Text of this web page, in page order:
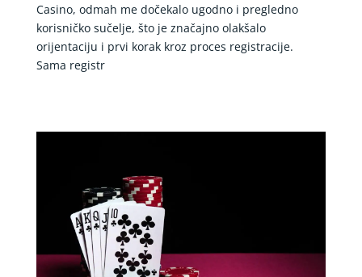
Casino, odmah me dočekalo ugodno i pregledno
korisničko sučelje, što je značajno olakšalo
orijentaciju i prvi korak kroz proces registracije.
Sama registr